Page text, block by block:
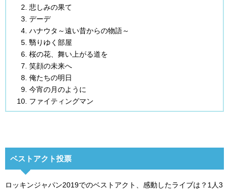
悲しみの果て
デーデ
ハナウタ～遠い昔からの物語～
翳りゆく部屋
桜の花、舞い上がる道を
笑顔の未来へ
俺たちの明日
今宵の月のように
ファイティングマン
ベストアクト投票
ロッキンジャパン2019でのベストアクト、感動したライブは？1人3